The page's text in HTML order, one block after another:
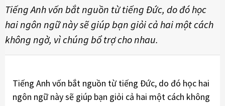
Tiếng Anh vốn bắt nguồn từ tiếng Đức, do đó học
hai ngôn ngữ này sẽ giúp bạn giỏi cả hai một cách
không ngờ, vì chúng bổ trợ cho nhau.
Tiếng Anh vốn bắt nguồn từ tiếng Đức, do đó học hai
ngôn ngữ này sẽ giúp bạn giỏi cả hai một cách không